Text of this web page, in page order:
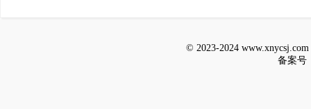
© 2023-2024
备案号